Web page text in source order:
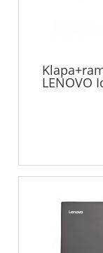
LENOVO